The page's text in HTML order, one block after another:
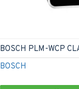
BOSCH
BOSCH PLM-WCP